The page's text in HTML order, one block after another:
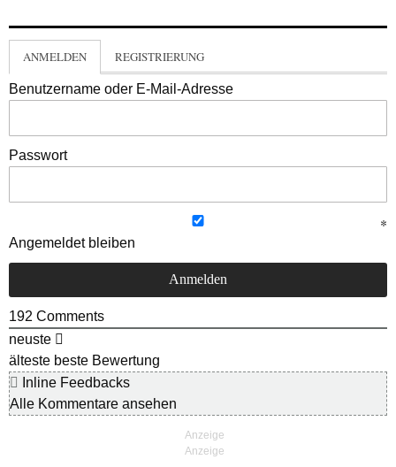
ANMELDEN REGISTRIERUNG
Benutzername oder E-Mail-Adresse
Passwort
Angemeldet bleiben
192 Comments
neuste
älteste beste Bewertung
Inline Feedbacks
Alle Kommentare ansehen